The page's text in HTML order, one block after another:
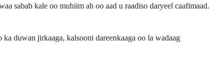
sabab kale oo muhiim ah oo aad u raadiso daryeel caafimaad.
duwan jirkaaga, kalsooni dareenkaaga oo la wadaag